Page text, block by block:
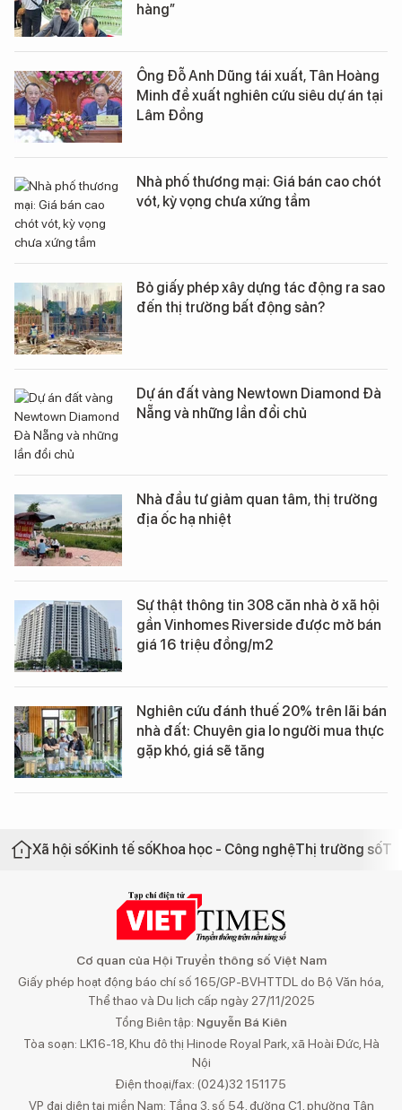
hàng”
Ông Đỗ Anh Dũng tái xuất, Tân Hoàng
Minh đề xuất nghiên cứu siêu dự án tại
Lâm Đồng
Nhà phố thương mại: Giá bán cao chót
vót, kỳ vọng chưa xứng tầm
Bỏ giấy phép xây dựng tác động ra sao
đến thị trường bất động sản?
Dự án đất vàng Newtown Diamond Đà
Nẵng và những lần đổi chủ
Nhà đầu tư giảm quan tâm, thị trường
địa ốc hạ nhiệt
Sự thật thông tin 308 căn nhà ở xã hội
gần Vinhomes Riverside được mở bán
giá 16 triệu đồng/m2
Nghiên cứu đánh thuế 20% trên lãi bán
nhà đất: Chuyên gia lo người mua thực
gặp khó, giá sẽ tăng
Xã hội sốKinh tế sốKhoa học - Công nghệThị trường số
Cơ quan của Hội Truyền thông số Việt Nam
Giấy phép hoạt động báo chí số 165/GP-BVHTTDL do Bộ Văn hóa,
Thể thao và Du lịch cấp ngày 27/11/2025
Tổng Biên tập: Nguyễn Bá Kiên
Tòa soạn: LK16-18, Khu đô thị Hinode Royal Park, xã Hoài Đức, Hà
Nội
Điện thoại/fax: (024)32 151175
VP đại diện tại miền Nam: Tầng 3, số 54, đường C1, phường Tân